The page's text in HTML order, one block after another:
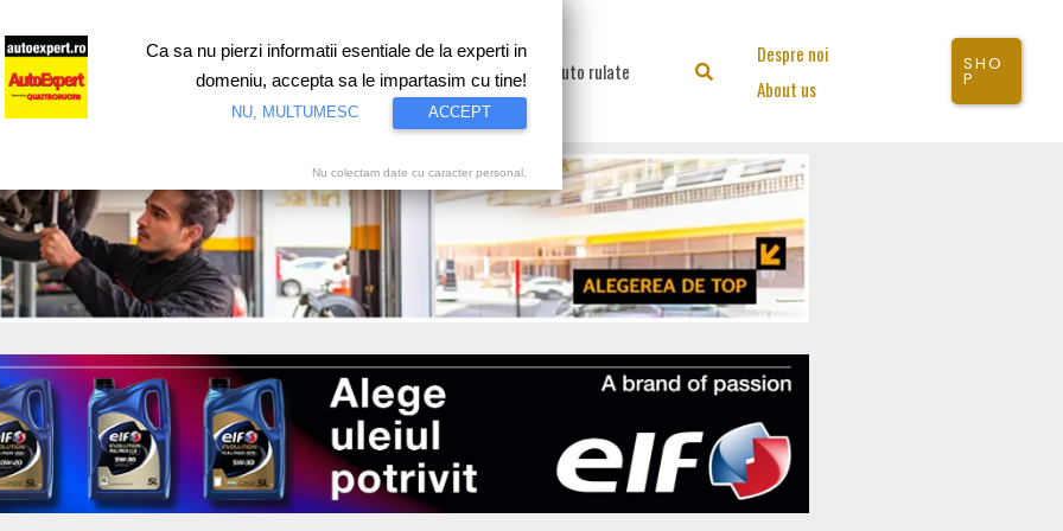
Test drive Motorsport Proiecte speciale Video Auto rulate Search
Despre noi
About us
SHO
P
Ca sa nu pierzi informatii esentiale de la experti in
domeniu, accepta sa le impartasim cu tine!
NU, MULTUMESC ACCEPT
Nu colectam date cu caracter personal.